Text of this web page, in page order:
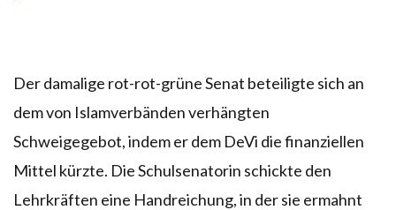
Der damalige rot-rot-grüne Senat beteiligte sich an
dem von Islamverbänden verhängten
Schweigegebot, indem er dem DeVi die finanziellen
Mittel kürzte. Die Schulsenatorin schickte den
Lehrkräften eine Handreichung, in der sie ermahnt